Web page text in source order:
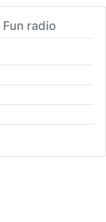
Fun radio